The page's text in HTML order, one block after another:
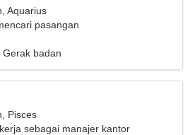
Aquarius
pasangan
Gerak badan
Pisces
sebagai manajer kantor